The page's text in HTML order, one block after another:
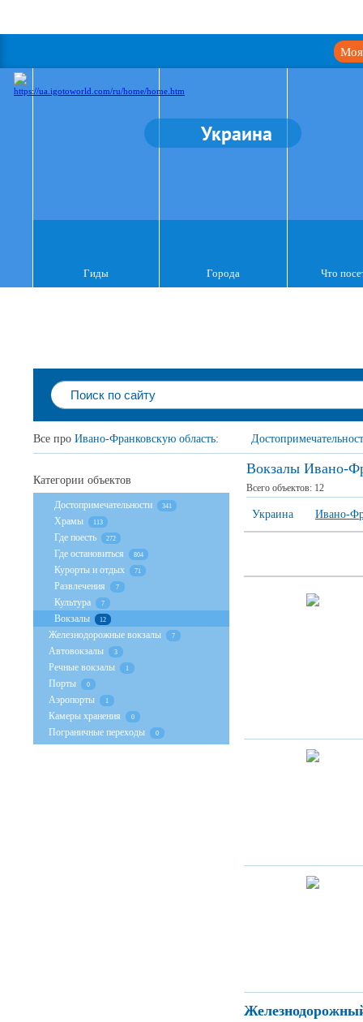
Моя
Украина
Гиды Города Что
Все про Ивано-Франковскую область:
Вокзалы Ивано-
Всего объектов: 12
Украина Ивано-
Категории объектов
Достопримечательности 341
Храмы 113
Где поесть 272
Где остановиться 804
Курорты и отдых 71
Развлечения 7
Культура 7
Вокзалы 12
Железнодорожные вокзалы 7
Автовокзалы 3
Речные вокзалы 1
Порты 0
Аэропорты 1
Камеры хранения 0
Пограничные переходы 0